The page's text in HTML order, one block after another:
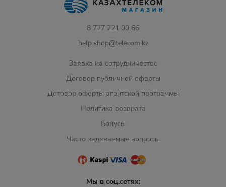
8 727 221 00 66
help.shop@telecom.kz
Заявка на сотрудничество
Договор публичной оферты
Договор оферты агентской программы
Политика возврата
Бонусы
Часто задаваемые вопросы
Мы в соц.сетях: